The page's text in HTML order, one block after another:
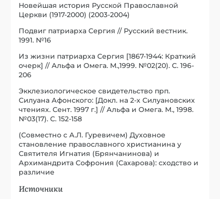
Новейшая история Русской Православной
Церкви (1917-2000) (2003-2004)
Подвиг патриарха Сергия // Русский вестник.
1991. №16
Из жизни патриарха Сергия [1867-1944: Краткий
очерк] // Альфа и Омега. М.,1999. №02(20). С. 196-
206
Экклезиологическое свидетельство прп.
Силуана Афонского: [Докл. на 2-х Силуановских
чтениях. Сент. 1997 г.] // Альфа и Омега. М., 1998.
№03(17). С. 152-158
(Совместно с А.Л. Гуревичем) Духовное
становление православного христианина у
Святителя Игнатия (Брянчанинова) и
Архимандрита Софрония (Сахарова): сходство и
различие
Источники